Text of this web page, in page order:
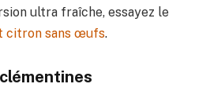
ultra fraîche, essayez le
citron sans œufs.